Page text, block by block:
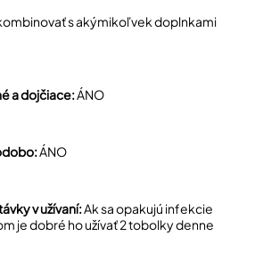
s akýmikoľvek doplnkami
a dojčiace:ÁNO
ÁNO
v užívaní:Ak sa opakujú infekcie
je dobré ho užívať 2 tobolky denne